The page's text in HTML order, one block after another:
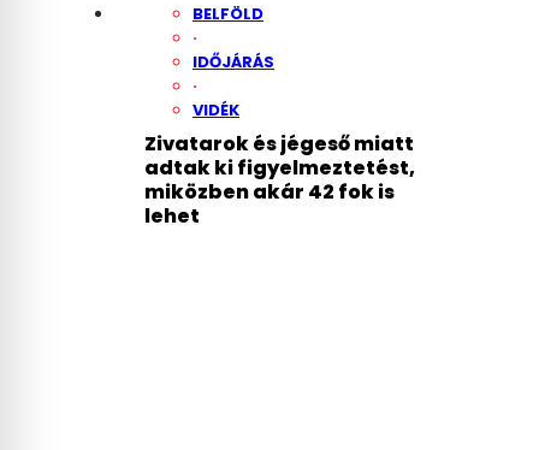
BELFÖLD
·
IDŐJÁRÁS
·
VIDÉK
Zivatarok és jégeső miatt
adtak ki figyelmeztetést,
miközben akár 42 fok is
lehet